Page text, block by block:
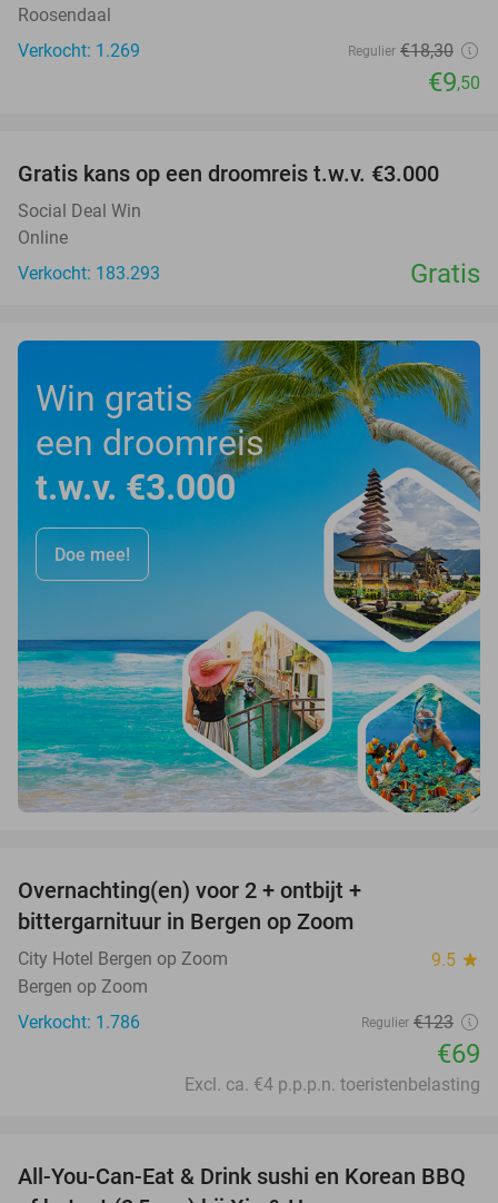
Roosendaal
Verkocht: 1.269
Regulier €18,30
€9,50
Gratis kans op een droomreis t.w.v. €3.000
Social Deal Win
Online
Verkocht: 183.293
Gratis
Win gratis
een droomreis
t.w.v. €3.000
Doe mee!
Overnachting(en) voor 2 + ontbijt +
bittergarnituur in Bergen op Zoom
City Hotel Bergen op Zoom 9.5 star
Bergen op Zoom
Verkocht: 1.786
Regulier €123
€69
Excl. ca. €4 p.p.p.n. toeristenbelasting
20%
All-You-Can-Eat & Drink sushi en Korean BBQ